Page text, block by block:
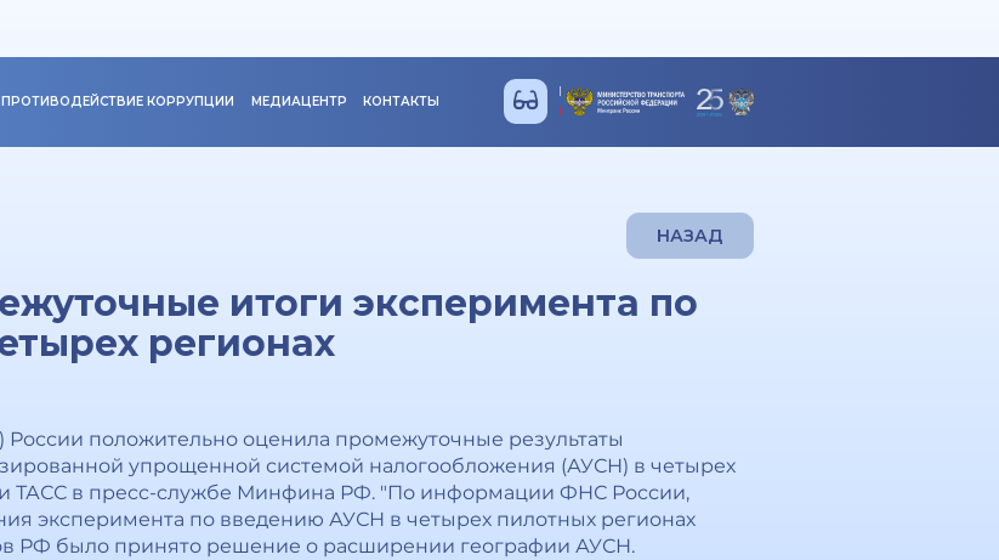
ПРОТИВОДЕЙСТВИЕ КОРРУПЦИИ МЕДИАЦЕНТР КОНТАКТЫ
НАЗАД
итоги эксперимента по
регионах
положительно оценила промежуточные результаты
упрощенной системой налогообложения (АУСН) в четырех
ТАСС в пресс-службе Минфина РФ. "По информации ФНС России,
эксперимента по введению АУСН в четырех пилотных регионах
РФ было принято решение о расширении географии АУСН.